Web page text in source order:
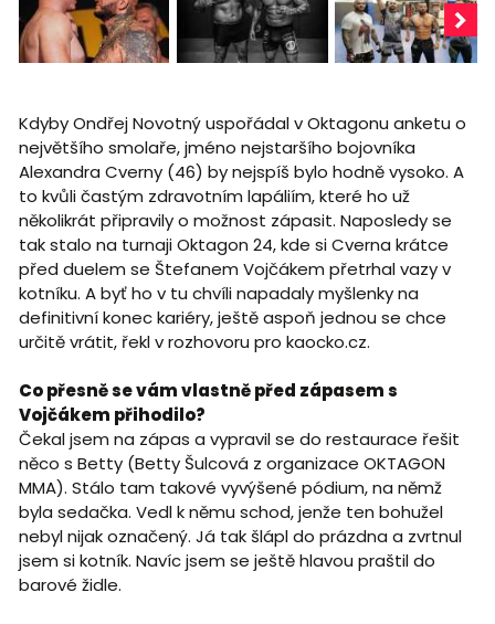
Kdyby Ondřej Novotný uspořádal v Oktagonu anketu o
největšího smolaře, jméno nejstaršího bojovníka
Alexandra Cverny (46) by nejspíš bylo hodně vysoko. A
to kvůli častým zdravotním lapáliím, které ho už
několikrát připravily o možnost zápasit. Naposledy se
tak stalo na turnaji Oktagon 24, kde si Cverna krátce
před duelem se Štefanem Vojčákem přetrhal vazy v
kotníku. A byť ho v tu chvíli napadaly myšlenky na
definitivní konec kariéry, ještě aspoň jednou se chce
určitě vrátit, řekl v rozhovoru pro kaocko.cz.
Co přesně se vám vlastně před zápasem s
Vojčákem přihodilo?
Čekal jsem na zápas a vypravil se do restaurace řešit
něco s Betty (Betty Šulcová z organizace OKTAGON
MMA). Stálo tam takové vyvýšené pódium, na němž
byla sedačka. Vedl k němu schod, jenže ten bohužel
nebyl nijak označený. Já tak šlápl do prázdna a zvrtnul
jsem si kotník. Navíc jsem se ještě hlavou praštil do
barové židle.